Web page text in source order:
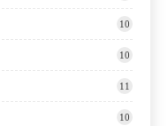
10
10
11
10